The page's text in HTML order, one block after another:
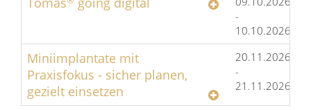
-
10.10.2026
Miniimplantate mit
Praxisfokus - sicher planen,
gezielt einsetzen
20.11.2026
-
21.11.2026